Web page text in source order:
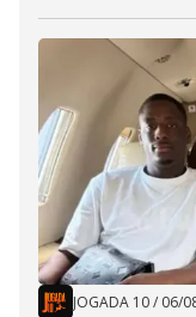
JOGADA 10/ 06/